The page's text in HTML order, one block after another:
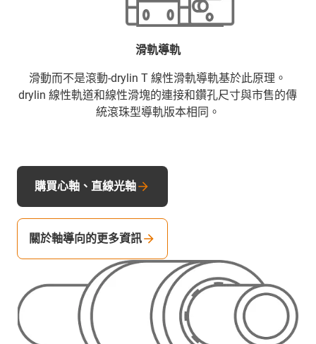
滑軌導軌
滑動而不是滾動-drylin T 線性滑軌導軌基於此原理。
drylin 線性軌道和線性滑塊的連接和鑽孔尺寸與市售的傳
統滾珠型導軌版本相同。
購買心軸、直線光軸
關於軸導向的更多資訊